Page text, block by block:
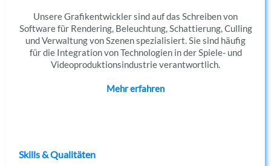
Unsere Grafikentwickler sind auf das Schreiben von
Software für Rendering, Beleuchtung, Schattierung, Culling
und Verwaltung von Szenen spezialisiert. Sie sind häufig
für die Integration von Technologien in der Spiele- und
Videoproduktionsindustrie verantwortlich.
Mehr erfahren
Skills & Qualitäten